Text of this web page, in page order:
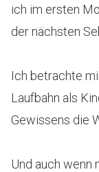
ich im ersten
der nächsten
Ich betrachte
Laufbahn als
Gewissens die
Und auch wenn